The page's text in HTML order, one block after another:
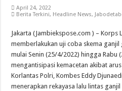
April 24, 2022
Berita Terkini, Headline News,
Jakarta (Jambiekspose.com ) – Korps
memberlakukan uji coba skema ganjil
mulai Senin (25/4/2022) hingga Rabu
mengantisipasi kemacetan akibat
Korlantas Polri, Kombes Eddy
menerapkan rekayasa lalu lintas